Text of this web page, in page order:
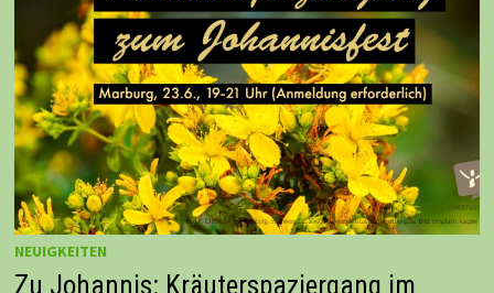
NEUIGKEITEN
Zu Johannis: Kräuterspaziergang im